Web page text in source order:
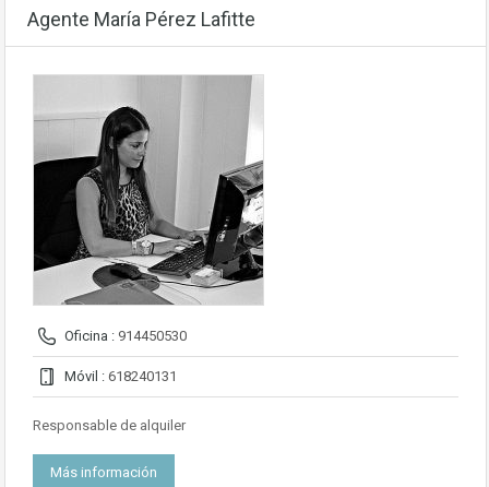
Agente María Pérez Lafitte
Oficina : 914450530
Móvil : 618240131
Responsable de alquiler
Más información